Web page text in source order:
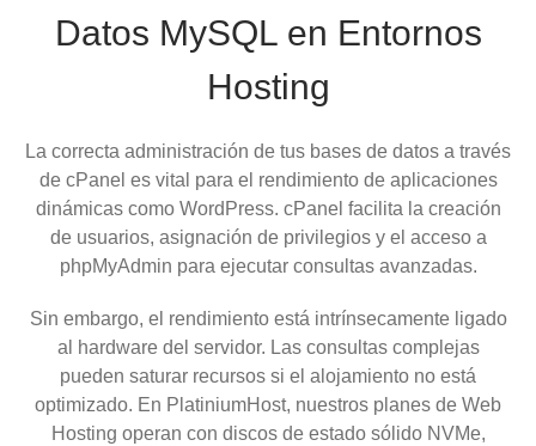
Datos MySQL en Entornos
Hosting
La correcta administración de tus bases de datos a través
de cPanel es vital para el rendimiento de aplicaciones
dinámicas como WordPress. cPanel facilita la creación
de usuarios, asignación de privilegios y el acceso a
phpMyAdmin para ejecutar consultas avanzadas.
Sin embargo, el rendimiento está intrínsecamente ligado
al hardware del servidor. Las consultas complejas
pueden saturar recursos si el alojamiento no está
optimizado. En PlatiniumHost, nuestros planes de Web
Hosting operan con discos de estado sólido NVMe,